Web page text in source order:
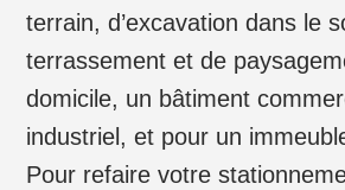
terrain, d’excavation dans le
terrassement et de
domicile, un bâtiment
industriel, et pour un
Pour refaire votre